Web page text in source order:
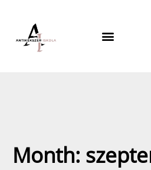
content
Month: